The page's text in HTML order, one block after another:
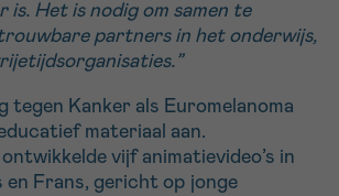
is. Het is nodig om samen te
partners in het onderwijs,
tegen Kanker als Euromelanoma
materiaal aan.
vijf animatievideo’s in
en Frans, gericht op jonge